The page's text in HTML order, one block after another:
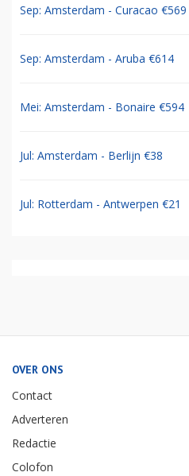
Sep: Amsterdam - Curacao €569
Sep: Amsterdam - Aruba €614
Mei: Amsterdam - Bonaire €594
Jul: Amsterdam - Berlijn €38
Jul: Rotterdam - Antwerpen €21
OVER ONS
Contact
Adverteren
Redactie
Colofon